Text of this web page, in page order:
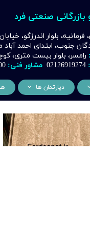
فرمانیه، بلوار اندرزگو،
جنوب، ابتدای احمد
رامسر، بلوار بیست متری،
02126919274 مشاور فنی:
صنعتی فرد
تجهیزات تراشکاری
تجهیزات برشکاری
دپارتمان ها
دکوراسیون فرد
نیروگاه خورشیدی فرد